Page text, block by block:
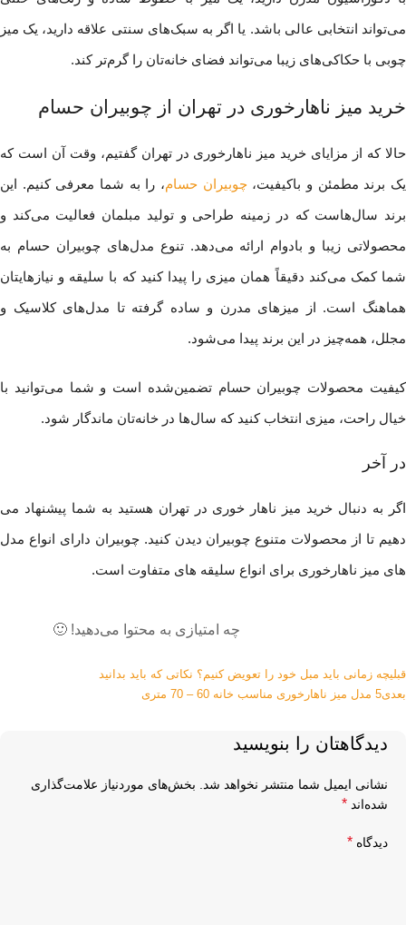
می‌تواند انتخابی عالی باشد. یا اگر به سبک‌های سنتی علاقه دارید، یک میز
چوبی با حکاکی‌های زیبا می‌تواند فضای خانه‌تان را گرم‌تر کند.
خرید میز ناهارخوری در تهران از چوبیران حسام
حالا که از مزایای خرید میز ناهارخوری در تهران گفتیم، وقت آن است که
یک برند مطمئن و باکیفیت،چوبیران حسام، را به شما معرفی کنیم. این
برند سال‌هاست که در زمینه طراحی و تولید مبلمان فعالیت می‌کند و
محصولاتی زیبا و بادوام ارائه می‌دهد. تنوع مدل‌های چوبیران حسام به
شما کمک می‌کند دقیقاً همان میزی را پیدا کنید که با سلیقه و نیازهایتان
هماهنگ است. از میزهای مدرن و ساده گرفته تا مدل‌های کلاسیک و
مجلل، همه‌چیز در این برند پیدا می‌شود.
کیفیت محصولات چوبیران حسام تضمین‌شده است و شما می‌توانید با
خیال راحت، میزی انتخاب کنید که سال‌ها در خانه‌تان ماندگار شود.
در آخر
اگر به دنبال خرید میز ناهار خوری در تهران هستید به شما پیشنهاد می
دهیم تا از محصولات متنوع چوبیران دیدن کنید. چوبیران دارای انواع مدل
های میز ناهارخوری برای انواع سلیقه های متفاوت است.
چه امتیازی به محتوا می‌دهید! 🙂
قبلیچه زمانی باید مبل خود را تعویض کنیم؟ نکاتی که باید بدانید
بعدی5 مدل میز ناهارخوری مناسب خانه 60 – 70 متری
دیدگاهتان را بنویسید
نشانی ایمیل شما منتشر نخواهد شد.
بخش‌های موردنیاز علامت‌گذاری
شده‌اند *
دیدگاه *